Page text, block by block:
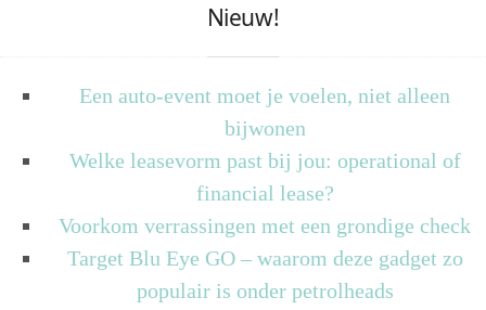
Nieuw!
Een auto-event moet je voelen, niet alleen
bijwonen
Welke leasevorm past bij jou: operational of
financial lease?
Voorkom verrassingen met een grondige check
Target Blu Eye GO – waarom deze gadget zo
populair is onder petrolheads